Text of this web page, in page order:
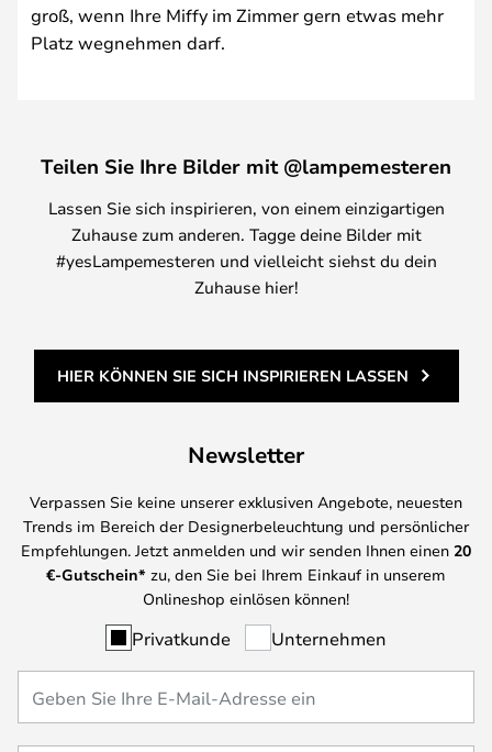
groß, wenn Ihre Miffy im Zimmer gern etwas mehr
Platz wegnehmen darf.
Teilen Sie Ihre Bilder mit @lampemesteren
Lassen Sie sich inspirieren, von einem einzigartigen
Zuhause zum anderen. Tagge deine Bilder mit
#yesLampemesteren und vielleicht siehst du dein
Zuhause hier!
HIER KÖNNEN SIE SICH INSPIRIEREN LASSEN
Newsletter
Verpassen Sie keine unserer exklusiven Angebote, neuesten
Trends im Bereich der Designerbeleuchtung und persönlicher
Empfehlungen. Jetzt anmelden und wir senden Ihnen einen 20
€-Gutschein* zu, den Sie bei Ihrem Einkauf in unserem
Onlineshop einlösen können!
Privatkunde Unternehmen